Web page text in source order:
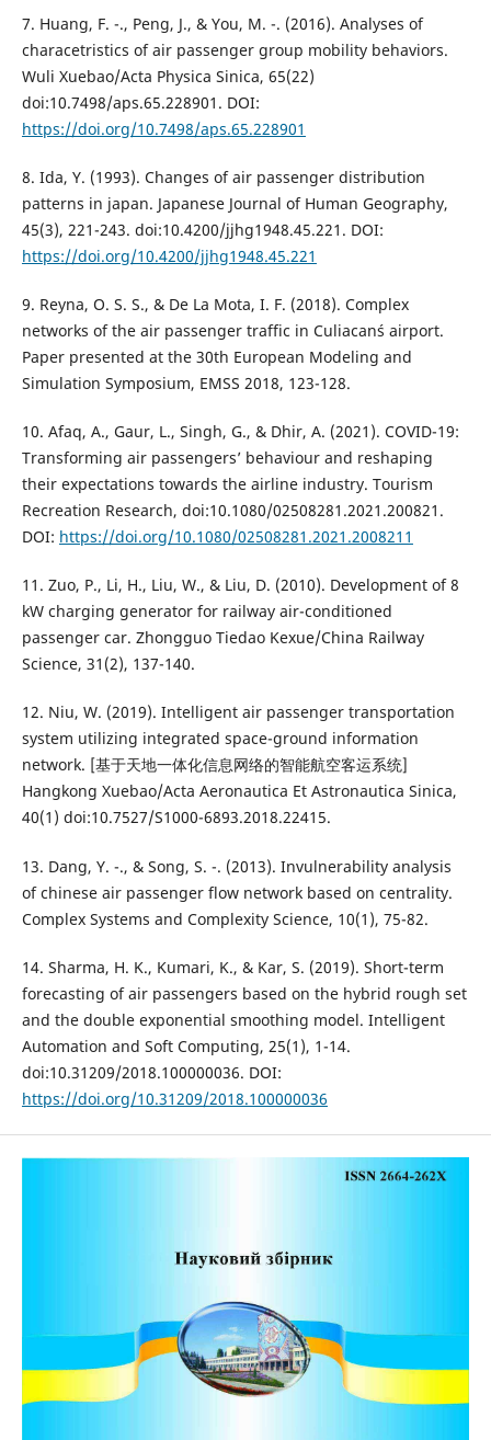
7. Huang, F. -., Peng, J., & You, M. -. (2016). Analyses of
characetristics of air passenger group mobility behaviors.
Wuli Xuebao/Acta Physica Sinica, 65(22)
doi:10.7498/aps.65.228901. DOI:
https://doi.org/10.7498/aps.65.228901
8. Ida, Y. (1993). Changes of air passenger distribution
patterns in japan. Japanese Journal of Human Geography,
45(3), 221-243. doi:10.4200/jjhg1948.45.221. DOI:
https://doi.org/10.4200/jjhg1948.45.221
9. Reyna, O. S. S., & De La Mota, I. F. (2018). Complex
networks of the air passenger traffic in Culiacan´s airport.
Paper presented at the 30th European Modeling and
Simulation Symposium, EMSS 2018, 123-128.
10. Afaq, A., Gaur, L., Singh, G., & Dhir, A. (2021). COVID-19:
Transforming air passengers’ behaviour and reshaping
their expectations towards the airline industry. Tourism
Recreation Research, doi:10.1080/02508281.2021.200821.
DOI: https://doi.org/10.1080/02508281.2021.2008211
11. Zuo, P., Li, H., Liu, W., & Liu, D. (2010). Development of 8
kW charging generator for railway air-conditioned
passenger car. Zhongguo Tiedao Kexue/China Railway
Science, 31(2), 137-140.
12. Niu, W. (2019). Intelligent air passenger transportation
system utilizing integrated space-ground information
network. [基于天地一体化信息网络的智能航空客运系统]
Hangkong Xuebao/Acta Aeronautica Et Astronautica Sinica,
40(1) doi:10.7527/S1000-6893.2018.22415.
13. Dang, Y. -., & Song, S. -. (2013). Invulnerability analysis
of chinese air passenger flow network based on centrality.
Complex Systems and Complexity Science, 10(1), 75-82.
14. Sharma, H. K., Kumari, K., & Kar, S. (2019). Short-term
forecasting of air passengers based on the hybrid rough set
and the double exponential smoothing model. Intelligent
Automation and Soft Computing, 25(1), 1-14.
doi:10.31209/2018.100000036. DOI:
https://doi.org/10.31209/2018.100000036